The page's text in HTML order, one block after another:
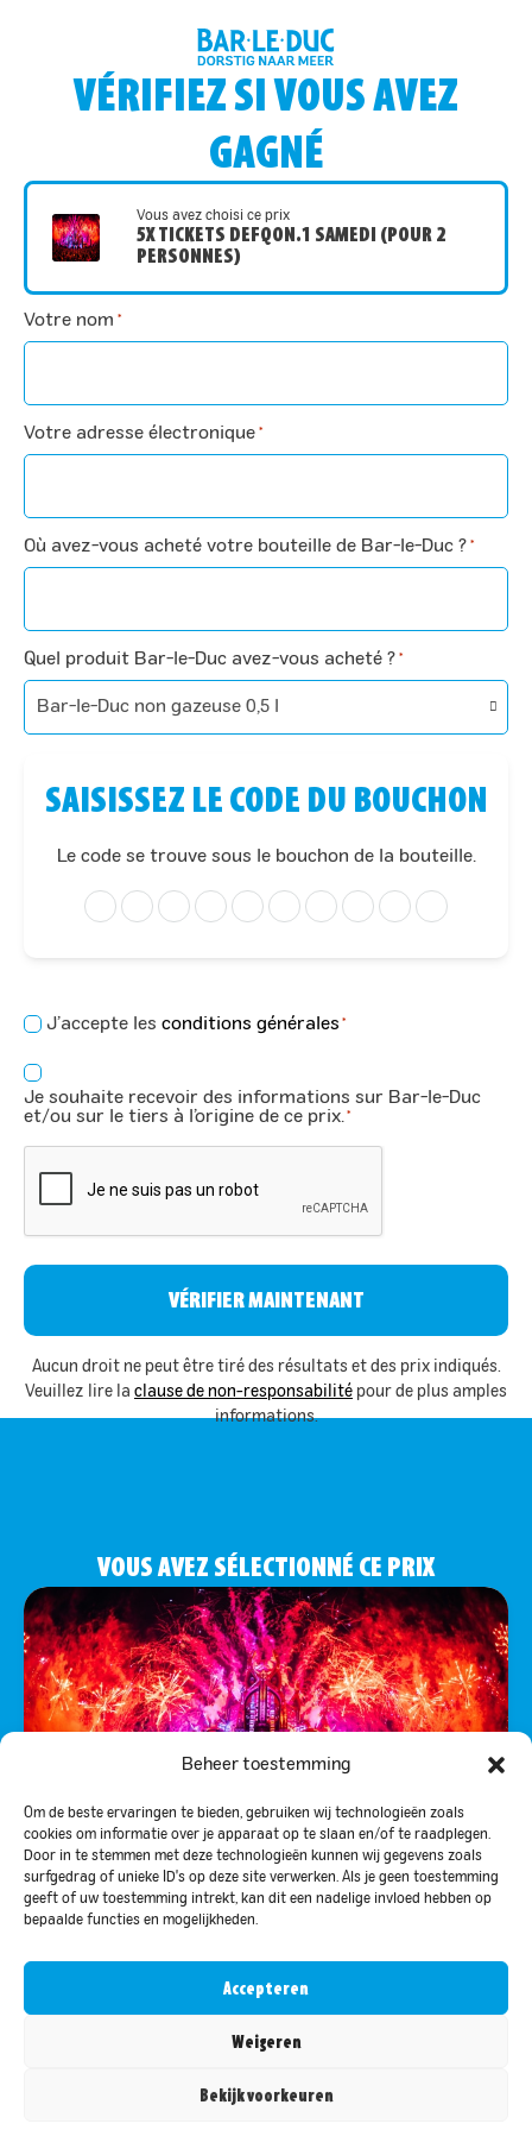
Beheer toestemming
Om de beste ervaringen te bieden, gebruiken wij technologieën zoals
cookies om informatie over je apparaat op te slaan en/of te raadplegen.
Door in te stemmen met deze technologieën kunnen wij gegevens zoals
surfgedrag of unieke ID's op deze site verwerken. Als je geen toestemming
geeft of uw toestemming intrekt, kan dit een nadelige invloed hebben op
bepaalde functies en mogelijkheden.
Accepteren
Weigeren
Bekijk voorkeuren
VOUS AVEZ SÉLECTIONNÉ CE PRIX
VÉRIFIEZ SI VOUS AVEZ
GAGNÉ
Vous avez choisi ce prix
5X TICKETS DEFQON.1 SAMEDI (POUR 2
PERSONNES)
Votre nom *
Votre adresse électronique *
Où avez-vous acheté votre bouteille de Bar-le-Duc ? *
Quel produit Bar-le-Duc avez-vous acheté ? *
SAISISSEZ LE CODE DU BOUCHON
Le code se trouve sous le bouchon de la bouteille.
Consentement
J’accepte les conditions générales *
Consentement
*
Je souhaite recevoir des informations sur Bar-le-Duc
et/ou sur le tiers à l’origine de ce prix.*
CAPTCHA
Aucun droit ne peut être tiré des résultats et des prix indiqués.
Veuillez lire la clause de non-responsabilité pour de plus amples
informations.